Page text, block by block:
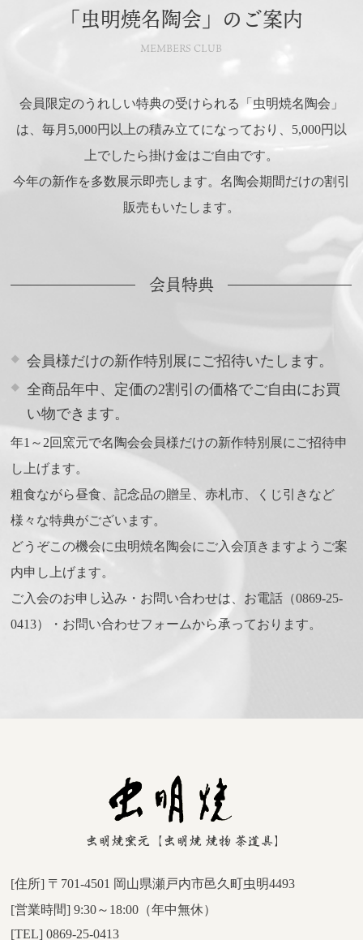
お客様がご本人の個人情報の照会・修正・削除などをご希
望される場合には、ご本人であることを確認の上、対応さ
法令、規範の遵守と見直し
当窯は、保有する個人情報に関して適用される日本の法
令、その他規範を遵守するとともに、本ポリシーの内容を
適宜見直し、その改善に努めます。
TEL:0869-25-0413
Mail:info@musi.co.jp
「虫明焼名陶会」のご案内
MEMBERS CLUB
会員限定のうれしい特典の受けられる「虫明焼名陶会」
は、毎月5,000円以上の積み立てになっており、5,000円以
上でしたら掛け金はご自由です。
今年の新作を多数展示即売します。名陶会期間だけの割引
販売もいたします。
会員特典
会員様だけの新作特別展にご招待いたします。
全商品年中、定価の2割引の価格でご自由にお買
い物できます。
年1～2回窯元で名陶会会員様だけの新作特別展にご招待申
し上げます。
粗食ながら昼食、記念品の贈呈、赤札市、くじ引きなど
様々な特典がございます。
どうぞこの機会に虫明焼名陶会にご入会頂きますようご案
内申し上げます。
ご入会のお申し込み・お問い合わせは、お電話（0869-25-
0413）・お問い合わせフォームから承っております。
[住所] 〒701-4501 岡山県瀬戸内市邑久町虫明4493
[営業時間] 9:30～18:00（年中無休）
[TEL] 0869-25-0413